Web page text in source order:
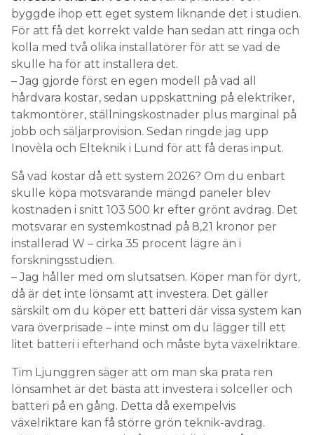
byggde ihop ett eget system liknande det i studien.
För att få det korrekt valde han sedan att ringa och
kolla med två olika installatörer för att se vad de
skulle ha för att installera det.
– Jag gjorde först en egen modell på vad all
hårdvara kostar, sedan uppskattning på elektriker,
takmontörer, ställningskostnader plus marginal på
jobb och säljarprovision. Sedan ringde jag upp
Inovèla och Elteknik i Lund för att få deras input.
Så vad kostar då ett system 2026? Om du enbart
skulle köpa motsvarande mängd paneler blev
kostnaden i snitt 103 500 kr efter grönt avdrag. Det
motsvarar en systemkostnad på 8,21 kronor per
installerad W – cirka 35 procent lägre än i
forskningsstudien.
– Jag håller med om slutsatsen. Köper man för dyrt,
då är det inte lönsamt att investera. Det gäller
särskilt om du köper ett batteri där vissa system kan
vara överprisade – inte minst om du lägger till ett
litet batteri i efterhand och måste byta växelriktare.
Tim Ljunggren säger att om man ska prata ren
lönsamhet är det bästa att investera i solceller och
batteri på en gång. Detta då exempelvis
växelriktare kan få större grön teknik-avdrag.